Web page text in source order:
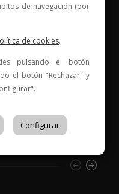
años
de navegación (por
de cookies.
pulsando el botón
el botón "Rechazar" y
Configurar